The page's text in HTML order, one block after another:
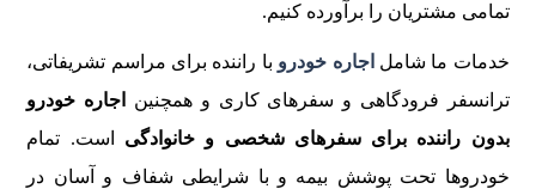
تمامی مشتریان را برآورده کنیم.
خدمات ما شامل اجاره خودرو با راننده برای مراسم تشریفاتی،
ترانسفر فرودگاهی و سفرهای کاری و همچنین
اجاره خودرو
بدون راننده برای سفرهای شخصی و خانوادگی است. تمام
خودروها تحت پوشش بیمه و با شرایطی شفاف و آسان در